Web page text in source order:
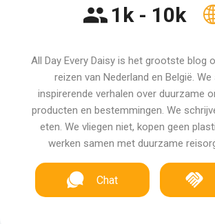
1k - 10k
All Day Every Daisy is het grootste blog
reizen van Nederland en België. We
inspirerende verhalen over duurzame
producten en bestemmingen. We
eten. We vliegen niet, kopen geen
werken samen met duurzame
Chat